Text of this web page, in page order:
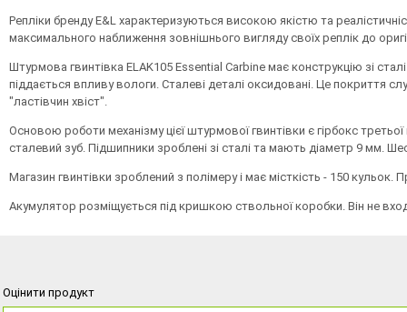
Репліки бренду E&L характеризуються високою якістю та
максимального наближення зовнішнього вигляду своїх реплік до
Штурмова гвинтівка ELAK105 Essential Carbine має конструкцію зі
піддається впливу вологи. Сталеві деталі оксидовані. Це покриття
"ластівчин хвіст".
Основою роботи механізму цієї штурмової гвинтівки є гірбокс
сталевий зуб. Підшипники зроблені зі сталі та мають діаметр 9 мм.
Магазин гвинтівки зроблений з полімеру і має місткість - 150
Акумулятор розміщується під кришкою ствольної коробки. Він не
Оцінити продукт